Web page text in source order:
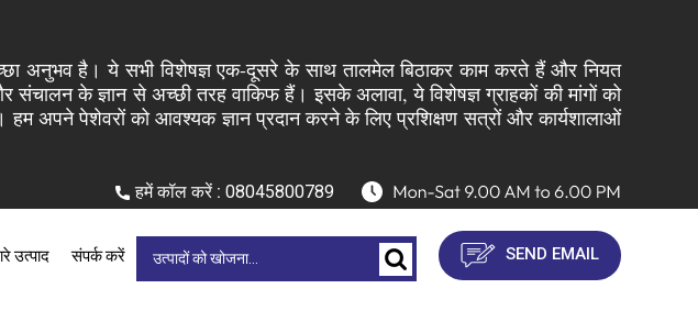
अनुभव है। ये सभी विशेषज्ञ एक-दूसरे के साथ तालमेल बिठाकर काम करते हैं और नियत
के ज्ञान से अच्छी तरह वाकिफ हैं। इसके अलावा, ये विशेषज्ञ ग्राहकों की मांगों को
अपने पेशेवरों को आवश्यक ज्ञान प्रदान करने के लिए प्रशिक्षण सत्रों और कार्यशालाओं
हमें कॉल करें : 08045800789
उत्पाद संपर्क करें SEND EMAIL